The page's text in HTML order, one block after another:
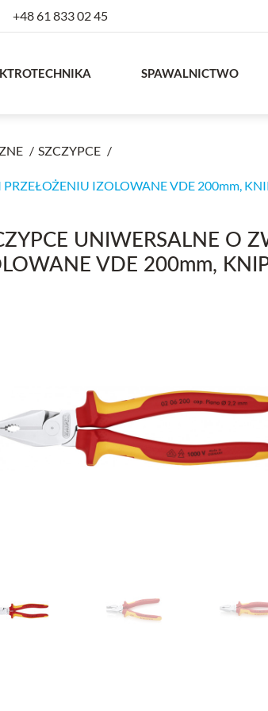
+48 61 833 02 45
SPAWALNICTWO
SZCZYPCE
IZOLOWANE VDE 200mm,
UNIWERSALNE O
VDE 200mm,